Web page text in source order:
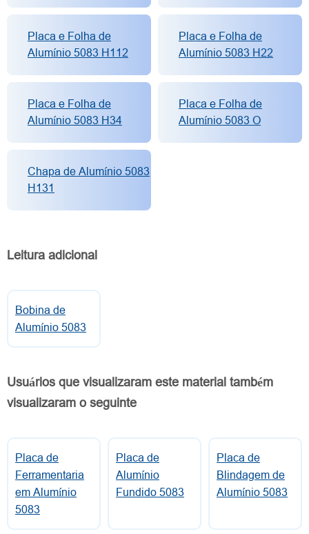
Placa e Folha de
Alumínio 5083 H112
Placa e Folha de
Alumínio 5083 H22
Placa e Folha de
Alumínio 5083 H34
Placa e Folha de
Alumínio 5083 O
Chapa de Alumínio 5083
H131
Leitura adicional
Bobina de
Alumínio 5083
Usuários que visualizaram este material também
visualizaram o seguinte
Placa de
Ferramentaria
em Alumínio
5083
Placa de
Alumínio
Fundido 5083
Placa de
Blindagem de
Alumínio 5083